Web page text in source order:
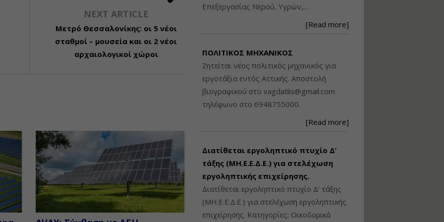
NEXT ARTICLE
Μετρό Θεσσαλονίκης: οι 5 νέοι
σταθμοί – μουσεία και οι 2 νέοι
αρχαιολογικοί χώροι
Επεξεργασίας Νερού, Υγρών,…
[Read more]
ΠΟΛΙΤΙΚΟΣ ΜΗΧΑΝΙΚΟΣ
Ζητείται νέος πολιτικός μηχανικός για
εργοτάξια εντός Αττικής. Αποστολή
βιογραφικού στο vagdatlis@gmail.com
τηλέφωνο στο 6948755000.
[Read more]
Διατίθεται εργοληπτικό πτυχίο Δ’
τάξης (ΜΗ.Ε.Ε.Δ.Ε.) για στελέχωση
εργοληπτικής επιχείρησης.
Διατίθεται εργοληπτικό πτυχίο Δ’ τάξης
(ΜΗ.Ε.Ε.Δ.Ε.) για στελέχωση εργοληπτικής
επιχείρησης. Κατηγορίες: Οικοδομικά
τεχνολογίας
φωτισμού LED και
Εισηγητής:Στέφανος Τουλόγλου
Τιμή από: €190.00
Διάρκεια: 12 ώρες
Εκπόνηση Τοπικών και
Εισηγητής:
Τιμή από: €130.00
Διάρκεια: 6 ώρες